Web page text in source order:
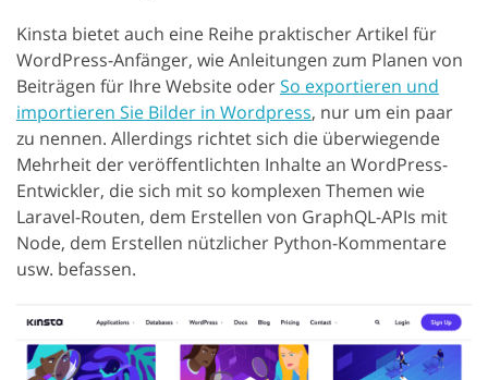
Kinsta bietet auch eine Reihe praktischer Artikel für
WordPress-Anfänger, wie Anleitungen zum Planen von
Beiträgen für Ihre Website oderSo exportieren und
importieren Sie Bilder in Wordpress, nur um ein paar
zu nennen. Allerdings richtet sich die überwiegende
Mehrheit der veröffentlichten Inhalte an WordPress-
Entwickler, die sich mit so komplexen Themen wie
Laravel-Routen, dem Erstellen von GraphQL-APIs mit
Node, dem Erstellen nützlicher Python-Kommentare
usw. befassen.